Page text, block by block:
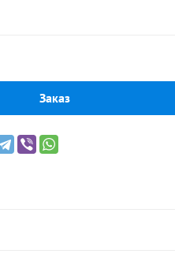
Заказ